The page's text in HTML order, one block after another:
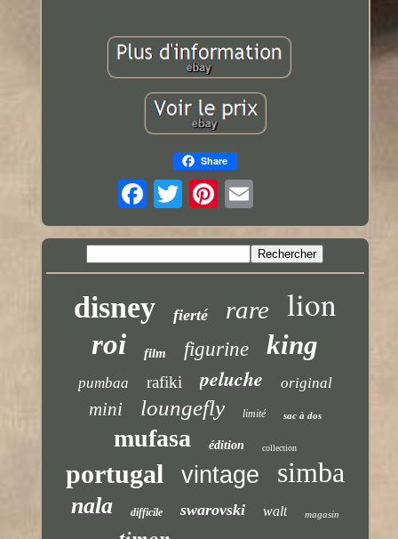
Share
disney fierté rare lion
roi film figurine king
pumbaa rafiki peluche original
mini loungefly limité sac à dos
mufasa édition collection
portugal vintage simba
nala difficile swarovski walt magasin